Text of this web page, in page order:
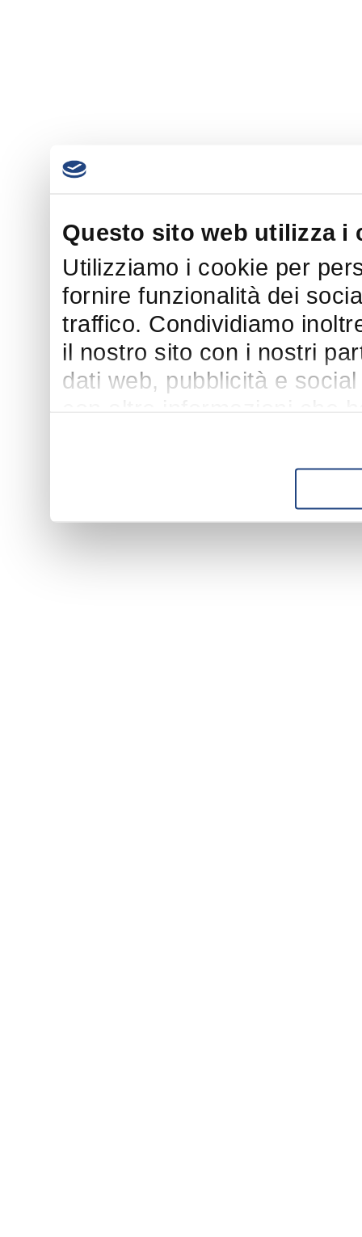
Questo sito web utilizza i
Utilizziamo i cookie per
fornire funzionalità dei
traffico. Condividiamo
il nostro sito con i nostri
dati web, pubblicità e